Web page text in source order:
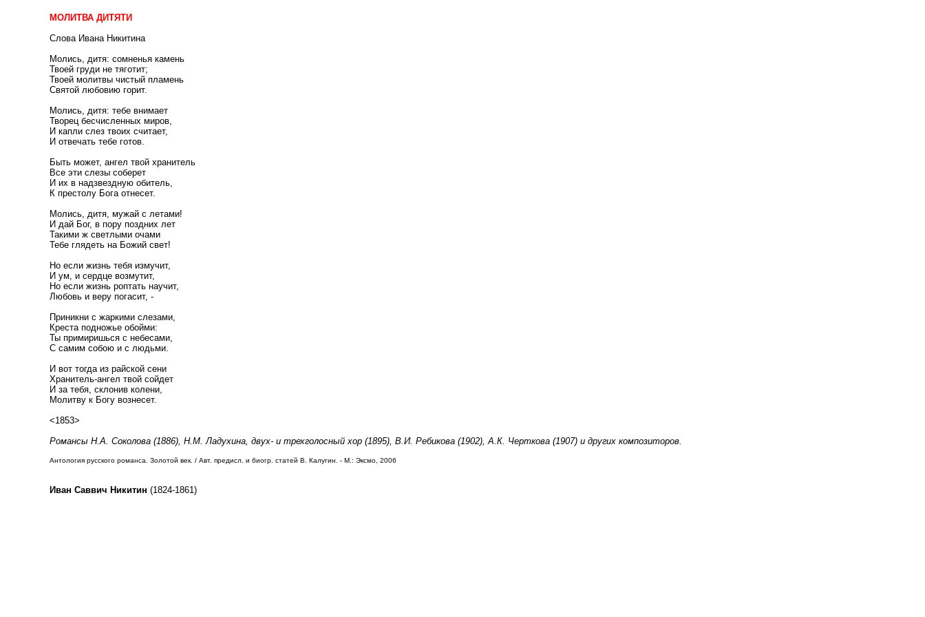
МОЛИТВА ДИТЯТИ
Слова Ивана Никитина
Молись, дитя: сомненья камень
Твоей груди не тяготит;
Твоей молитвы чистый пламень
Святой любовию горит.
Молись, дитя: тебе внимает
Творец бесчисленных миров,
И капли слез твоих считает,
И отвечать тебе готов.
Быть может, ангел твой хранитель
Все эти слезы соберет
И их в надзвездную обитель,
К престолу Бога отнесет.
Молись, дитя, мужай с летами!
И дай Бог, в пору поздних лет
Такими ж светлыми очами
Тебе глядеть на Божий свет!
Но если жизнь тебя измучит,
И ум, и сердце возмутит,
Но если жизнь роптать научит,
Любовь и веру погасит, -
Приникни с жаркими слезами,
Креста подножье обойми:
Ты примиришься с небесами,
С самим собою и с людьми.
И вот тогда из райской сени
Хранитель-ангел твой сойдет
И за тебя, склонив колени,
Молитву к Богу вознесет.
<1853>
Романсы Н.А. Соколова (1886), Н.М. Ладухина, двух- и трехголосный хор (1895), В.И. Ребикова (1902), А.К. Черткова (1907) и других композиторов.
Антология русского романса. Золотой век. / Авт. предисл. и биогр. статей В. Калугин. - М.: Эксмо, 2006
Иван Саввич Никитин (1824-1861)